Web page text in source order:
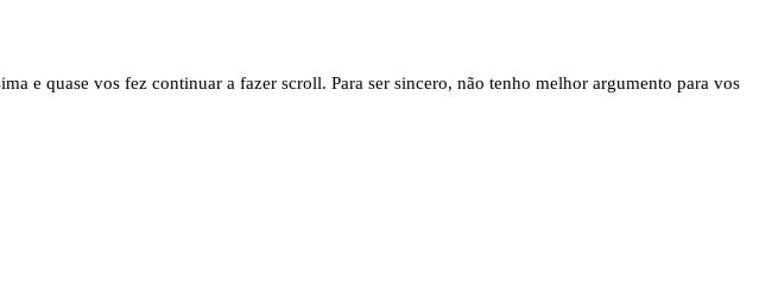
e quase vos fez continuar a fazer scroll. Para ser sincero, não tenho melhor argumento para vos